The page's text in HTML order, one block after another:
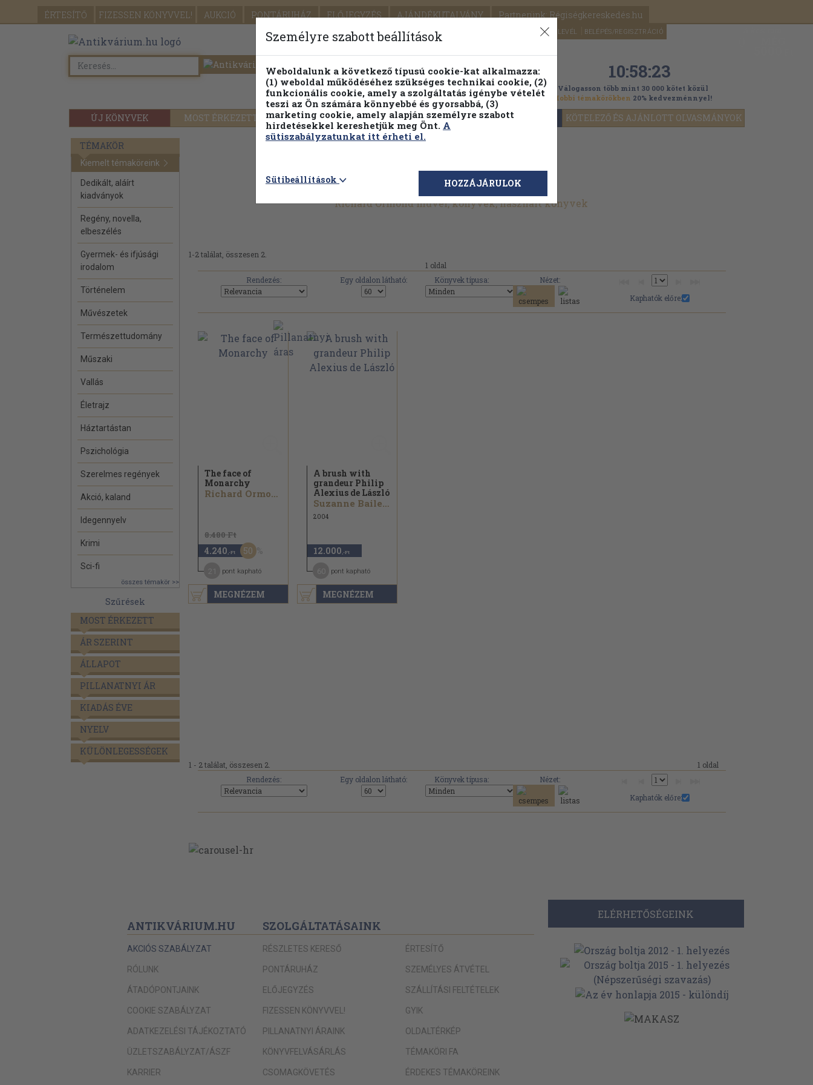
ÉRTESÍTŐ FIZESSEN KÖNYVVEL! AUKCIÓ PONTÁRUHÁZ ELŐJEGYZÉS AJÁNDÉKUTALVÁNY Partnerünk: Régiségkereskedés.hu
SEGÍTSÉG HÍRLEVÉL BELÉPÉS/REGISZTRÁCIÓ
ÚJ KÖNYVEK MOST ÉRKEZETT PILLANATNYI ÁRAINK FENNTARTHATÓ OLVASMÁNYOK KÖTELEZŐ ÉS AJÁNLOTT OLVASMÁNYOK
Részletes kereső Témaköri fa 10:58:22
Válogasson több mint 30 000 kötet közül
Hobbi témakörökben 20% kedvezménnyel!
TÉMAKÖR
Kiemelt témaköreink
Dedikált, aláírt
kiadványok
Regény, novella,
elbeszélés
Gyermek- és ifjúsági
irodalom
Történelem
Művészetek
Természettudomány
Műszaki
Vallás
Életrajz
Háztartástan
Pszichológia
Szerelmes regények
Akció, kaland
Idegennyelv
Krimi
Sci-fi
összes témakör >>
Szűrések
MOST ÉRKEZETT
ÁR SZERINT
ÁLLAPOT
PILLANATNYI ÁR
KIADÁS ÉVE
NYELV
KÜLÖNLEGESSÉGEK
Richard Ormond művei, könyvek, használt könyvek
1-2 találat, összesen 2.
1 oldal
Rendezés:
Egy oldalon látható: Könyvek típusa:
Nézet:
Kaphatók előre:
MEGNÉZEM
The face of
Monarchy
Richard Ormond
8.480 Ft
4.240 ,-Ft 50
pont kapható
MEGNÉZEM
A brush with
grandeur Philip
Alexius de László
Suzanne Bailey...
2004
12.000 ,-Ft
pont kapható
1 - 2 találat, összesen 2.
1 oldal
Rendezés:
Egy oldalon látható: Könyvek típusa:
Nézet:
Kaphatók előre:
ANTIKVÁRIUM.HU
AKCIÓS SZABÁLYZAT
RÓLUNK
ÁTADÓPONTJAINK
COOKIE SZABÁLYZAT
ADATKEZELÉSI TÁJÉKOZTATÓ
ÜZLETSZABÁLYZAT/ÁSZF
KARRIER
SZOLGÁLTATÁSAINK
RÉSZLETES KERESŐ
PONTÁRUHÁZ
ELŐJEGYZÉS
FIZESSEN KÖNYVVEL!
PILLANATNYI ÁRAINK
KÖNYVFELVÁSÁRLÁS
CSOMAGKÖVETÉS
ÉRTESÍTŐ
SZEMÉLYES ÁTVÉTEL
SZÁLLÍTÁSI FELTÉTELEK
GYIK
OLDALTÉRKÉP
TÉMAKÖRI FA
ÉRDEKES TÉMAKÖREINK
ELÉRHETŐSÉGEINK
Személyre szabott beállítások
Weboldalunk a következő típusú cookie-kat alkalmazza:
(1) weboldal működéséhez szükséges technikai cookie, (2)
funkcionális cookie, amely a szolgáltatás igénybe vételét
teszi az Ön számára könnyebbé és gyorsabbá, (3)
marketing cookie, amely alapján személyre szabott
hirdetésekkel kereshetjük meg Önt. A
sütiszabályzatunkat itt érheti el.
Sütibeállítások HOZZÁJÁRULOK